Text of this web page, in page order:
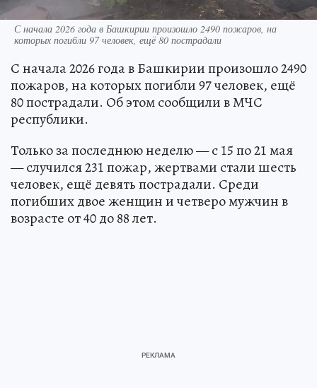
С начала 2026 года в Башкирии произошло 2490 пожаров, на
которых погибли 97 человек, ещё 80 пострадали
С начала 2026 года в Башкирии произошло 2490
пожаров, на которых погибли 97 человек, ещё
80 пострадали. Об этом сообщили в МЧС
республики.
Только за последнюю неделю — с 15 по 21 мая
— случился 231 пожар, жертвами стали шесть
человек, ещё девять пострадали. Среди
погибших двое женщин и четверо мужчин в
возрасте от 40 до 88 лет.